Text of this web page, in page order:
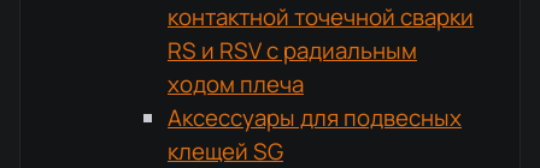
контактной точечной сварки
RS и RSV с радиальным
ходом плеча
Аксессуары для подвесных
клещей SG